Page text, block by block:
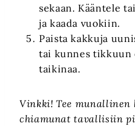
sekaan. Kääntele
ja kaada vuokiin.
Paista kakkuja
tai kunnes tikkuun
taikinaa.
Vinkki! Tee munallinen
chiamunat tavallisiin